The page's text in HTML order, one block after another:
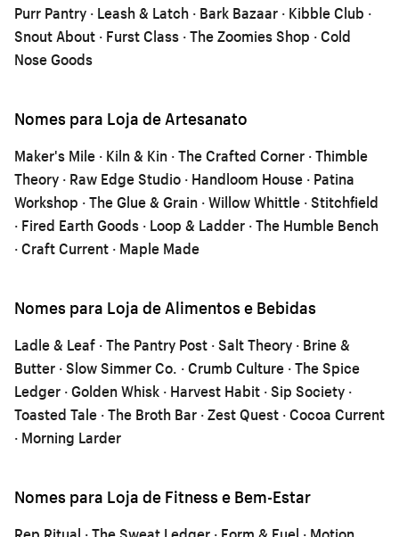
Purr Pantry · Leash & Latch · Bark Bazaar · Kibble Club ·
Snout About · Furst Class · The Zoomies Shop · Cold
Nose Goods
Nomes para Loja de Artesanato
Maker's Mile · Kiln & Kin · The Crafted Corner · Thimble
Theory · Raw Edge Studio · Handloom House · Patina
Workshop · The Glue & Grain · Willow Whittle · Stitchfield
· Fired Earth Goods · Loop & Ladder · The Humble Bench
· Craft Current · Maple Made
Nomes para Loja de Alimentos e Bebidas
Ladle & Leaf · The Pantry Post · Salt Theory · Brine &
Butter · Slow Simmer Co. · Crumb Culture · The Spice
Ledger · Golden Whisk · Harvest Habit · Sip Society ·
Toasted Tale · The Broth Bar · Zest Quest · Cocoa Current
· Morning Larder
Nomes para Loja de Fitness e Bem-Estar